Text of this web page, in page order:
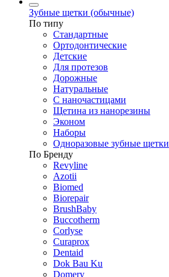
Зубные щетки (обычные)
По типу
Стандартные
Ортодонтические
Детские
Для протезов
Дорожные
Натуральные
С наночастицами
Щетина из нанорезины
Эконом
Наборы
Одноразовые зубные щетки
По Бренду
Revyline
Azotii
Biomed
Biorepair
BrushBaby
Buccotherm
Corlyse
Curaprox
Dentaid
Dok Bau Ku
Domery